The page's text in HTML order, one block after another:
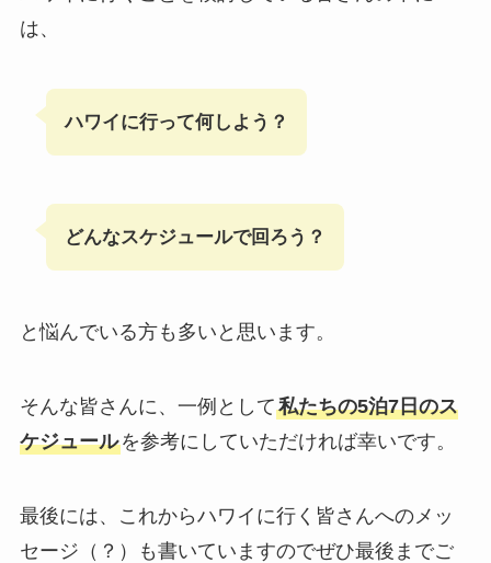
は、
ハワイに行って何しよう？
どんなスケジュールで回ろう？
と悩んでいる方も多いと思います。
そんな皆さんに、一例として私たちの5泊7日のス
ケジュールを参考にしていただければ幸いです。
最後には、これからハワイに行く皆さんへのメッ
セージ（？）も書いていますのでぜひ最後までご